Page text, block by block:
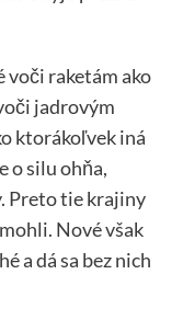
voči raketám ako
jadrovým
ktorákoľvek iná
o silu ohňa,
Preto tie krajiny
Nové však
a dá sa bez nich